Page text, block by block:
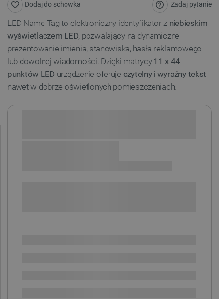
Zadaj pytanie
Dodaj do schowka
LED Name Tag to elektroniczny identyfikator zniebieskim
wyświetlaczem LED, pozwalający na dynamiczne
prezentowanie imienia, stanowiska, hasła reklamowego
lub dowolnej wiadomości. Dzięki matrycy 11 x 44
punktów LED urządzenie oferuje czytelny i wyraźny tekst
nawet w dobrze oświetlonych pomieszczeniach.